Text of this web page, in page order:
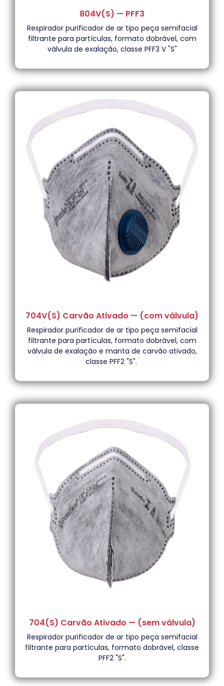
804V(S) — PFF3
Respirador purificador de ar tipo peça semifacial
filtrante para partículas, formato dobrável, com
válvula de exalação, classe PFF3 V "S"
704V(S) Carvão Ativado — (com válvula)
Respirador purificador de ar tipo peça semifacial
filtrante para partículas, formato dobrável, com
válvula de exalação e manta de carvão ativado,
classe PFF2 "S".
704(S) Carvão Ativado — (sem válvula)
Respirador purificador de ar tipo peça semifacial
filtrante para partículas, formato dobrável, classe
PFF2 "S".